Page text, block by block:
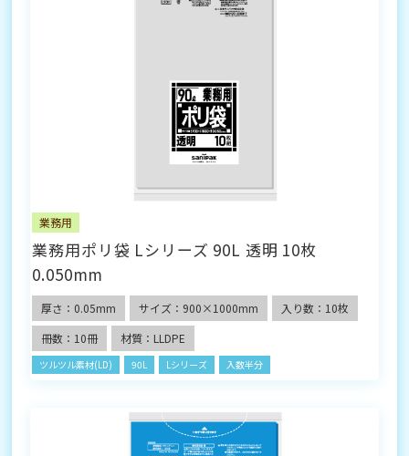
業務用
業務用ポリ袋 Lシリーズ 90L 透明 10枚
0.050mm
厚さ：0.05mm サイズ：900×1000mm
入り数：10枚
冊数：10冊
材質：LLDPE
ツルツル素材(LD) 90L Lシリーズ 入数半分